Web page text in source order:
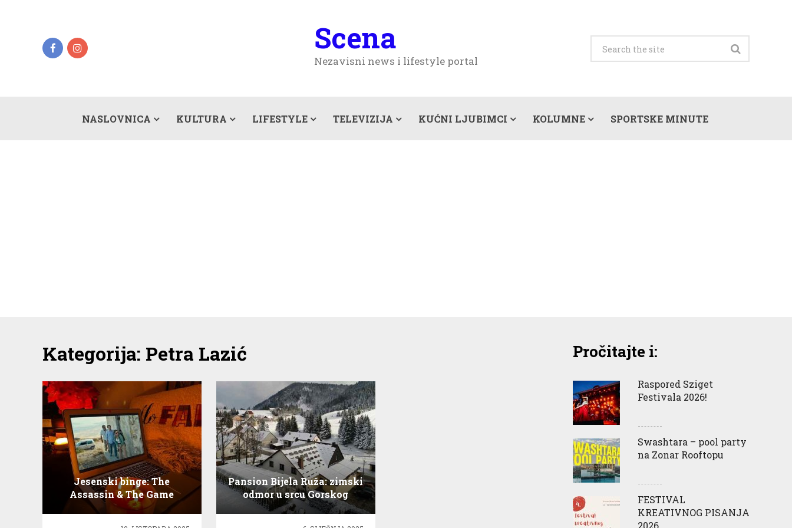
Scena
Nezavisni news i lifestyle portal
NASLOVNICA KULTURA LIFESTYLE TELEVIZIJA KUĆNI LJUBIMCI KOLUMNE SPORTSKE MINUTE
Kategorija: Petra Lazić
Jesenski binge: The
Assassin & The Game
Pansion Bijela Ruža: zimski
odmor u srcu Gorskog
kotara
Pročitajte i:
Raspored Sziget
Festivala 2026!
Swashtara – pool party
na Zonar Rooftopu
FESTIVAL
KREATIVNOG PISANJA
2026.